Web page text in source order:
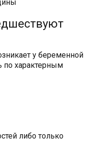
у беременной
по характерным
либо только